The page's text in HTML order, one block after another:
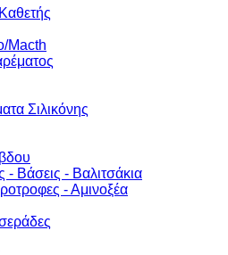
Macth
Σιλικόνης
Βάσεις - Βαλιτσάκια
- Αμινοξέα